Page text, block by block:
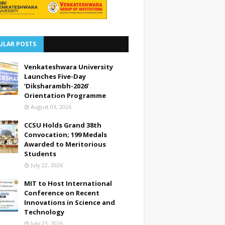
POSTS
Venkateshwara University
Launches Five-Day
‘Diksharambh-2026’
Orientation Programme
August 03, 2026
CCSU Holds Grand 38th
Convocation; 199 Medals
Awarded to Meritorious
Students
July 22, 2026
MIT to Host International
Conference on Recent
Innovations in Science and
Technology
July 23, 2026